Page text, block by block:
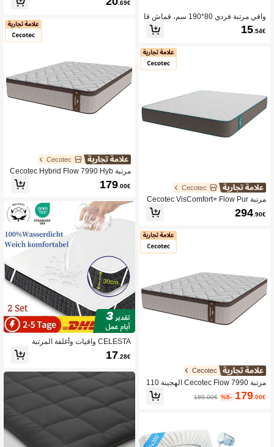
واقي مرتبة فردي 80*190 سم، قماش قا
بل للتنفس
15.54€
Cecotec
مرتبة Cecotec VisComfort+ Flow Pur
eVital 2990 140x200 ذات مادة لزجة. م
تعدد الطبقات ارتفاع 23 سم، إسفنج مزدو
294.90€
Cecotec
مرتبة Cecotec Flow 7990 الهجينة 110
* 190. قلب زنبركي جيبي متعدد الطبقات
من SpringCore ورغوة ذاكرة ViscoCar
179.00€
%5-
189.00€
.69€
Cecotec
مرتبة Cecotec Hybrid Flow 7990 Hyb
rid 105x190. قلب زنبركي جيبي متعدد ال
طبقات من SpringCore ورغوة ذاكرة Vi
179.00€
CELESTA واقيات وأغلفة المرتبة
17 .28€